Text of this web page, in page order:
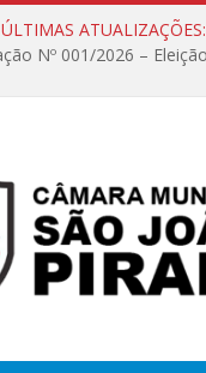
ÚLTIMAS ATUALIZAÇÕES: